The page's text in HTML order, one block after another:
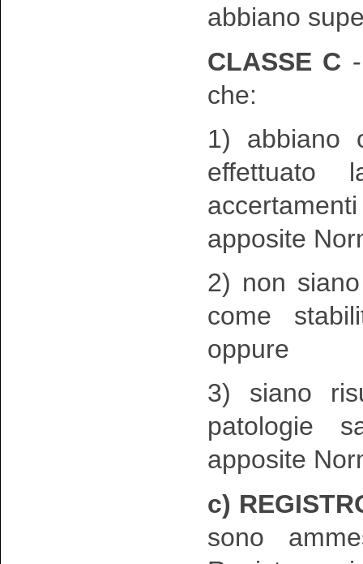
abbiano
CLASSE C
che:
1) abbiano
apposite
2) non
come
oppure
3) siano
patologie
apposite
c)
sono